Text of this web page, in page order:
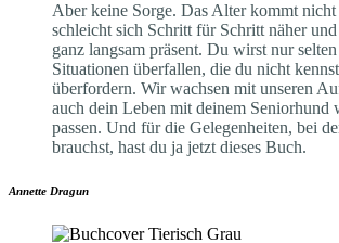
Aber keine Sorge. Das Alter kommt
schleicht sich Schritt für Schritt näher
ganz langsam präsent. Du wirst nur
Situationen überfallen, die du nicht
überfordern. Wir wachsen mit unseren
auch dein Leben mit deinem Seniorhund
passen. Und für die Gelegenheiten, bei
brauchst, hast du ja jetzt dieses Buch.
Annette Dragun